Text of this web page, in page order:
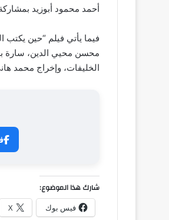
أحمد محمود أبوزيد
فيما يأتي فيلم “حين
محسن محيي الدين، سارة
الخليفات، وإخراج محمد
شارك هذا الموضوع:
فيس بوك X